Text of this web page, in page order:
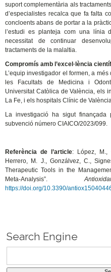
suport complementària als
d’especialistes recalca que fa falta
concloents abans de portar a la
l’estudi es planteja com una línia
necessitat de continuar
tractaments de la malaltia.
Compromís amb l’excel·lència
L’equip investigador el formen, a
les Facultats de Medicina i
Universitat Catòlica de València, els
La Fe, i els hospitals Clínic de
La investigació ha sigut
subvenció número CIAICO/2023/099.
Referència de l’article: López, M.,
Herrero, M. J., Gonzálvez, C.,
Therapeutic Tools in the
Meta-Analysis”.
https://doi.org/10.3390/
Search Engine